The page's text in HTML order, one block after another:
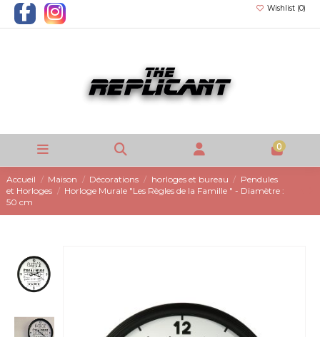
Wishlist (0)
0
Accueil Maison Décorations horloges et bureau
Pendules
et Horloges
Horloge Murale "Les Règles de la Famille " - Diamètre :
50 cm